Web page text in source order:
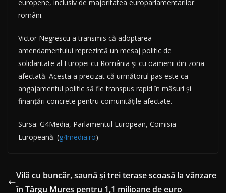
europene, inclusiv de majoritatea europarlamentarilor
români.
Victor Negrescu a transmis că adoptarea
amendamentului reprezintă un mesaj politic de
solidaritate al Europei cu România și cu oamenii din zona
afectată. Acesta a precizat că următorul pas este ca
angajamentul politic să fie transpus rapid în măsuri și
finanțări concrete pentru comunitățile afectate.
Sursa: G4Media, Parlamentul European, Comisia
Europeană. (g4media.ro)
Vilă cu buncăr, saună și trei terase scoasă la vânzare
în Târgu Mureș pentru 1,1 milioane de euro